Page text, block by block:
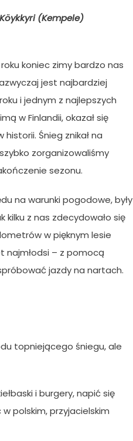
(Kempele)
koniec zimy bardzo nas
jest najbardziej
i jednym z najlepszych
w Finlandii, okazał się
Śnieg znikał na
zorganizowaliśmy
sezonu.
na warunki pogodowe, były
kilku z nas zdecydowało się
w pięknym lesie
najmłodsi – z pomocą
jazdy na nartach.
topniejącego śniegu, ale
i burgery, napić się
polskim, przyjacielskim